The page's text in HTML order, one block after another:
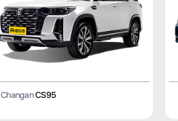
ChanganCS95